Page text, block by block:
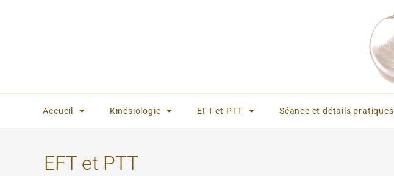
Accueil Kinésiologie EFT et PTT Séance et détails pratiques
EFT et PTT